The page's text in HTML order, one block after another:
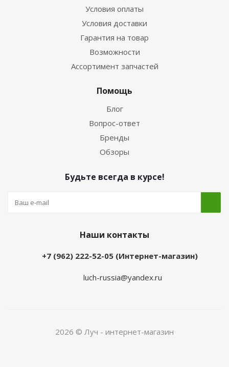
Условия оплаты
Условия доставки
Гарантия на товар
Возможности
Ассортимент запчастей
Помощь
Блог
Вопрос-ответ
Бренды
Обзоры
Будьте всегда в курсе!
Наши контакты
+7 (962) 222-52-05 (Интернет-магазин)
luch-russia@yandex.ru
2026 © Луч - интернет-магазин